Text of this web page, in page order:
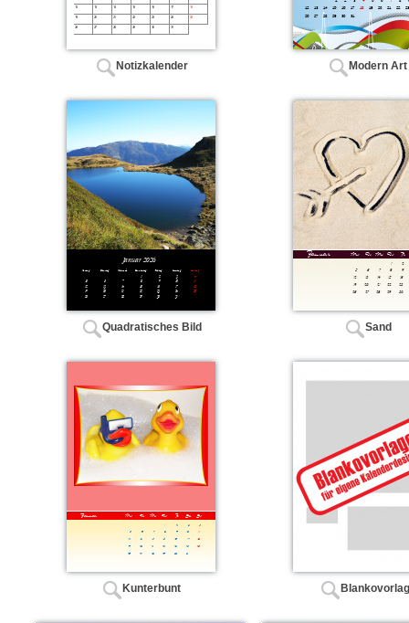
Notizkalender Modern Art
Quadratisches Bild Sand
Kunterbunt